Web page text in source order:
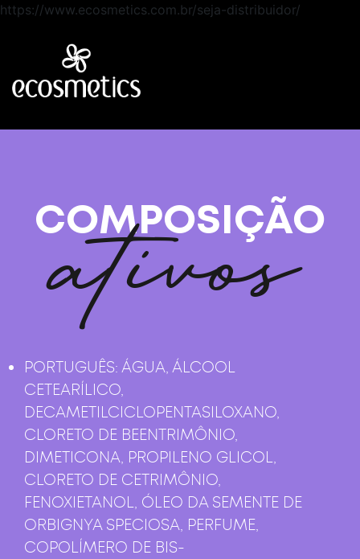
https://www.ecosmetics.com.br/seja-distribuidor/
COMPOSIÇÃO
ativos
PORTUGUÊS: ÁGUA, ÁLCOOL
CETEARÍLICO,
DECAMETILCICLOPENTASILOXANO,
CLORETO DE BEENTRIMÔNIO,
DIMETICONA, PROPILENO GLICOL,
CLORETO DE CETRIMÔNIO,
FENOXIETANOL, ÓLEO DA SEMENTE DE
ORBIGNYA SPECIOSA, PERFUME,
COPOLÍMERO DE BIS-